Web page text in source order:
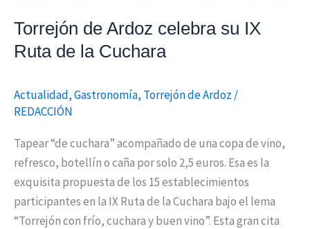
Torrejón de Ardoz celebra su IX
Ruta de la Cuchara
Actualidad,Gastronomía, Torrejón de Ardoz /
REDACCIÓN
Tapear “de cuchara” acompañado de una copa de vino,
refresco, botellín o caña por solo 2,5 euros. Esa es la
exquisita propuesta de los 15 establecimientos
participantes en la IX Ruta de la Cuchara bajo el lema
“Torrejón con frío, cuchara y buen vino”. Esta gran cita